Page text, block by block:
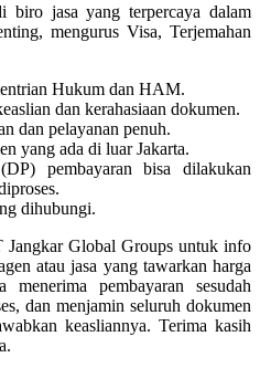
biro jasa yang terpercaya dalam
mengurus Visa, Terjemahan
Hukum dan HAM.
dan kerahasiaan dokumen.
dan pelayanan penuh.
yang ada di luar Jakarta.
pembayaran bisa dilakukan
dihubungi.
Jangkar Global Groups untuk info
atau jasa yang tawarkan harga
pembayaran sesudah
dan menjamin seluruh dokumen
keasliannya. Terima kasih